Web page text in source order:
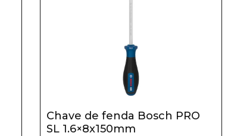
Chave de fenda Bosch PRO
SL 1.6×8x150mm